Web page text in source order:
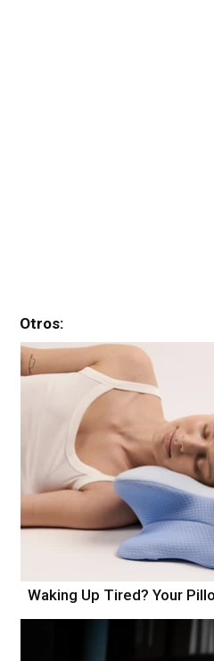
Otros:
Waking Up Tired? Your